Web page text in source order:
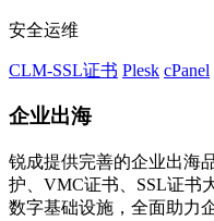
安全运维
CLM-SSL证书 Plesk cPanel
企业出海
锐成提供完善的企业出海
护、VMC证书、SSL证书
数字基础设施，全面助力